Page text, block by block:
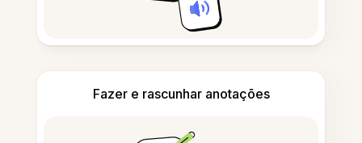
Fazer e rascunhar anotações